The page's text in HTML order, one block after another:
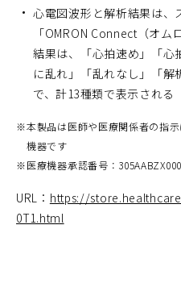
心電図波形と解析結果は、
「OMRON Connect（オ
結果は、「心拍速め」「心
に乱れ」「乱れなし」「
で、計13種類で表示される
※本製品は医師や医療関係者の指
機器です
※医療機器承認番号：
URL： https://
0T1.html